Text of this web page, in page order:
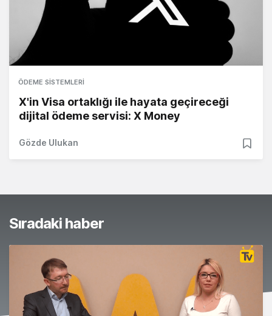
ÖDEME SISTEMLERI
X'in Visa ortaklığı ile hayata geçireceği
dijital ödeme servisi: X Money
Gözde Ulukan
Sıradaki haber